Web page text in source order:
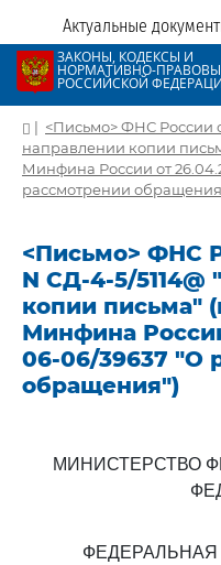
Актуальные
ЗАКОНЫ, КОДЕКСЫ И
НОРМАТИВНО-
РОССИЙСКОЙ
| <Письмо> ФНС России
направлении копии
Минфина России от
рассмотрении
<Письмо> ФНС
N СД-4-5/
копии письма"
Минфина
06-06/39637 "О
обращения")
МИНИСТЕРСТВО